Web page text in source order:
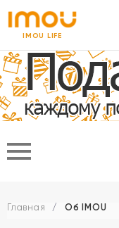
IMOU LIFE
Главная / Об IMOU